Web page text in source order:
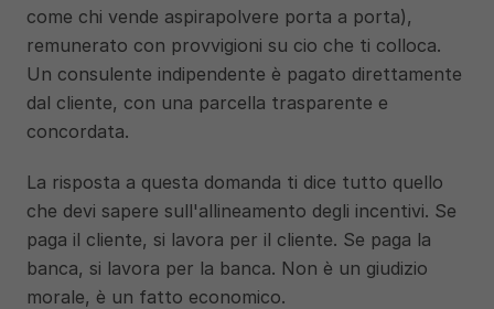
come chi vende aspirapolvere porta a porta),
remunerato con provvigioni su cio che ti colloca.
Un consulente indipendente è pagato direttamente
dal cliente, con una parcella trasparente e
concordata.
La risposta a questa domanda ti dice tutto quello
che devi sapere sull'allineamento degli incentivi. Se
paga il cliente, si lavora per il cliente. Se paga la
banca, si lavora per la banca. Non è un giudizio
morale, è un fatto economico.